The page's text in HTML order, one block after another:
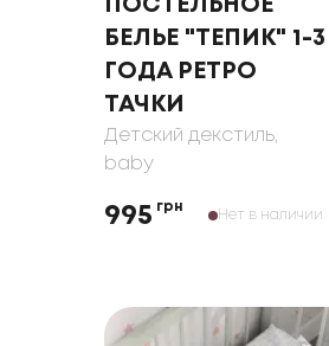
ПОСТЕЛЬНОЕ
БЕЛЬЕ "ТЕПИК" 1-3
ГОДА РЕТРО
ТАЧКИ
Детский декстиль,
baby
995 грн
Нет в наличии